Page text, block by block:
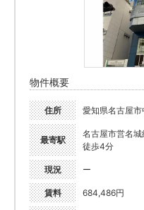
物件概要
住所 愛知県名古屋
最寄駅
名古屋市営名城
徒歩4分
現況 ー
賃料 684,486円